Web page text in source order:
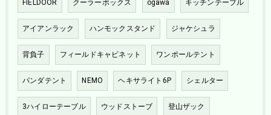
FIELDOOR クーラーボックス ogawa キッチンテーブル
アイアンラック ハンモックスタンド ジャケシュラ
背負子 フィールドキャビネット ワンポールテント
パンダテント NEMO ヘキサライト6P シェルター
3ハイローテーブル ウッドストーブ 登山ザック